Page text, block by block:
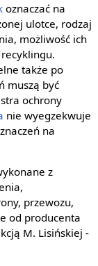
oznaczać na
ulotce, rodzaj
możliwość ich
także po
muszą być
ochrony
nie wyegzekwuje
na
z
przewozu,
od producenta
M. Lisińskiej -